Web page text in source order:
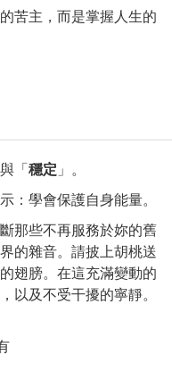
苦主，而是掌握人生的
「穩定 」。
：學會保護自身能量。
那些不再服務於妳的舊
的雜音。請披上胡桃送
翅膀。在這充滿變動的
以及不受干擾的寧靜。